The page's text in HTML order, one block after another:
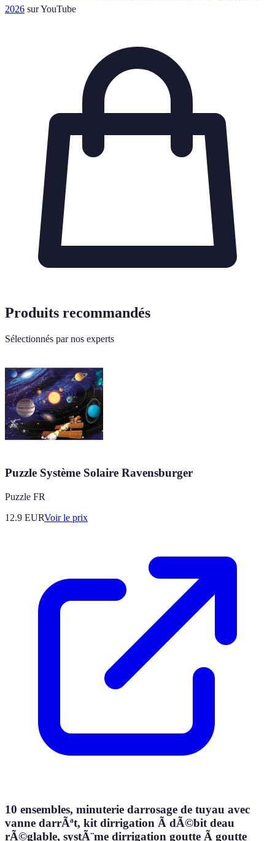
2026 sur YouTube
Produits recommandés
Sélectionnés par nos experts
Puzzle Système Solaire Ravensburger
Puzzle FR
12.9 EURVoir le prix
10 ensembles, minuterie darrosage de tuyau avec
vanne darrÃªt, kit dirrigation Ã dÃ©bit deau
rÃ©glable, systÃ¨me dirrigation goutte Ã goutte